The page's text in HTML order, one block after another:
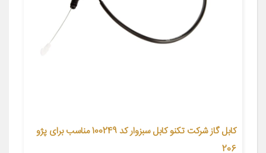
کابل گاز شرکت تکنو کابل سبزوار کد 100249 مناسب برای پژو
206